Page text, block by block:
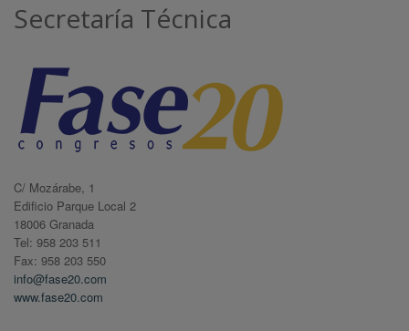
Secretaría Técnica
C/ Mozárabe, 1
Edificio Parque Local 2
18006 Granada
Tel: 958 203 511
Fax: 958 203 550
info@fase20.com
www.fase20.com